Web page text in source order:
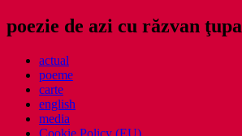
poezie de azi cu răzvan ţupa
actual
poeme
carte
english
media
Cookie Policy (EU)